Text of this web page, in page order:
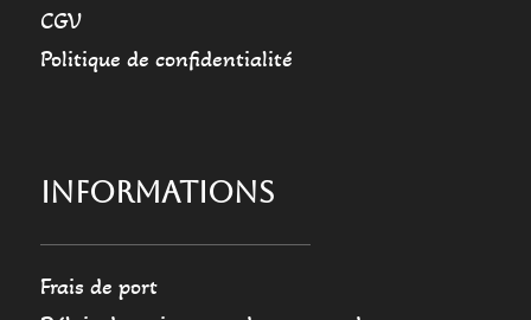
CGV
Politique de confidentialité
INFORMATIONS
Frais de port